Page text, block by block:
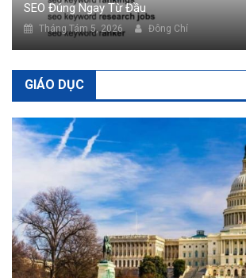
SEO Đúng Ngay Từ Đầu
Tháng Tám 5, 2026 Đông Chí
GIÁO DỤC